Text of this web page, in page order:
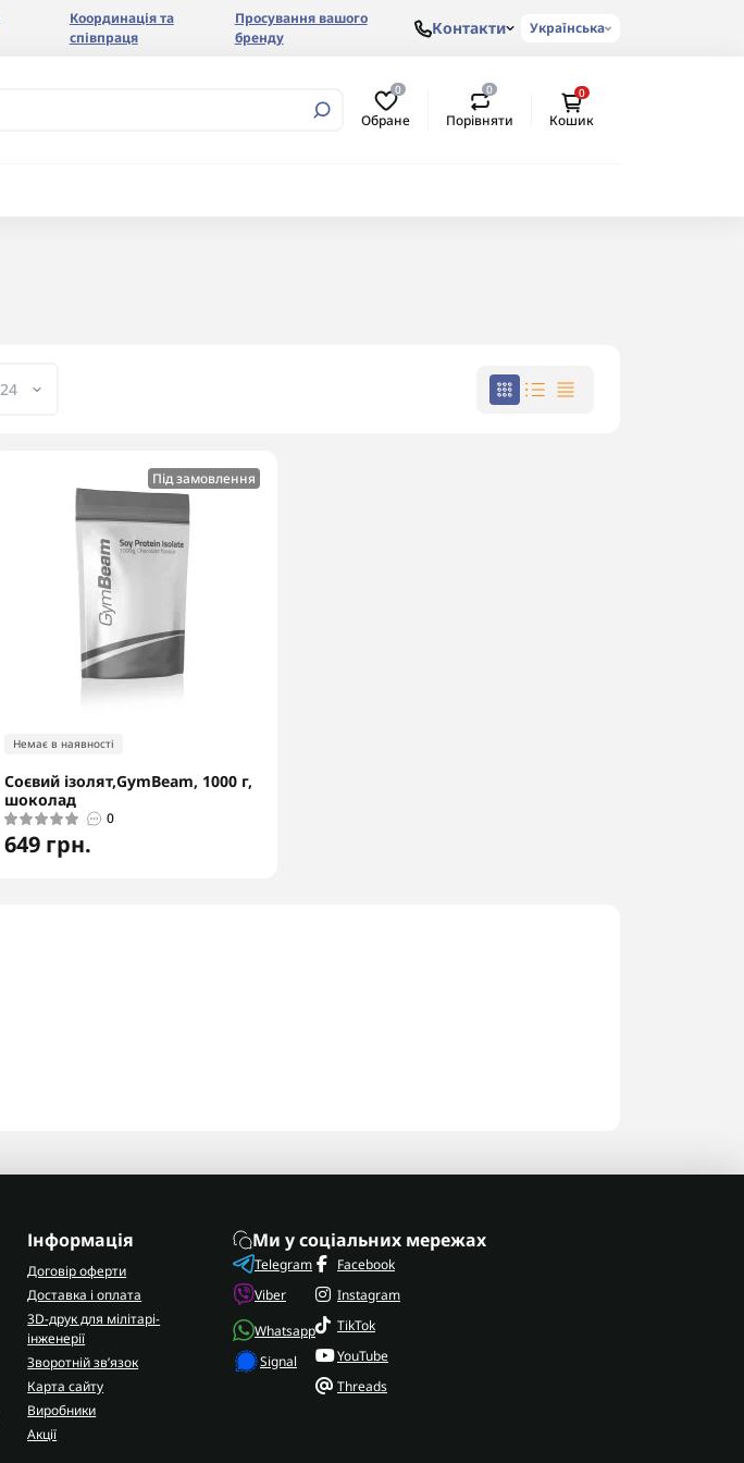
Координація та
співпраця
Просування вашого
бренду
Контакти Українська
0
Обране
0
Порівняти
0
Кошик
Під замовлення
Немає в наявності
Соєвий ізолят,GymBeam, 1000 г,
шоколад
0
649 грн.
Інформація
Договір оферти
Доставка і оплата
3D-друк для мілітарі-
інженерії
Зворотній зв’язок
Карта сайту
Виробники
Акції
Ми у соціальних мережах
Telegram
Viber
Whatsapp
Signal
Facebook
Instagram
TikTok
YouTube
Threads